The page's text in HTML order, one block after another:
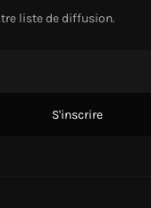
liste de diffusion.